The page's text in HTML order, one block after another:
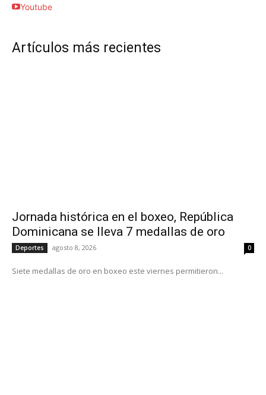
Youtube
Artículos más recientes
Jornada histórica en el boxeo, República
Dominicana se lleva 7 medallas de oro
Deportes agosto 8, 2026 0
Siete medallas de oro en boxeo este viernes permitieron...